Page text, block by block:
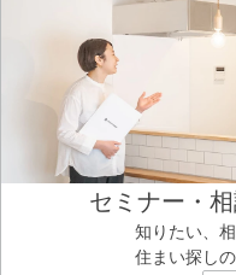
セミナー・
知りたい、
住まい探し